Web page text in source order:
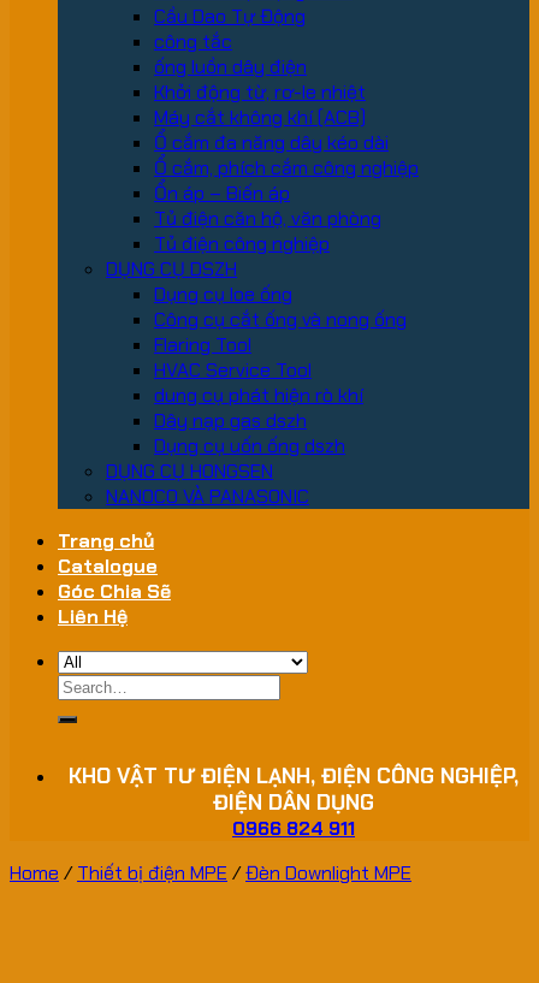
Cầu Dao Tự Động
công tắc
ống luồn dây điện
Khởi động từ, rơ-le nhiệt
Máy cắt không khí (ACB)
Ổ cắm đa năng dây kéo dài
Ổ cắm, phích cắm công nghiệp
Ổn áp – Biến áp
Tủ điện căn hộ, văn phòng
Tủ điện công nghiệp
DỤNG CỤ DSZH
Dụng cụ loe ống
Công cụ cắt ống và nong ống
Flaring Tool
HVAC Service Tool
dung cụ phát hiện rò khí
Dây nạp gas dszh
Dụng cụ uốn ống dszh
DỤNG CỤ HONGSEN
NANOCO VÀ PANASONIC
Trang chủ
Catalogue
Góc Chia Sẽ
Liên Hệ
Search
for:
KHO VẬT TƯ ĐIỆN LẠNH, ĐIỆN CÔNG NGHIỆP,
ĐIỆN DÂN DỤNG
0966 824 911
Home / Thiết bị điện MPE /Đèn Downlight MPE